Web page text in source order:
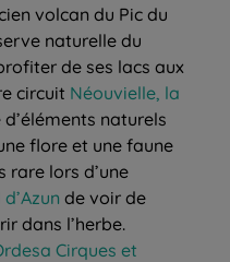
volcan du Pic du
naturelle du
de ses lacs aux
circuit Néouvielle, la
naturels
flore et une faune
rare lors d’une
de voir de
dans l’herbe.
Cirques et